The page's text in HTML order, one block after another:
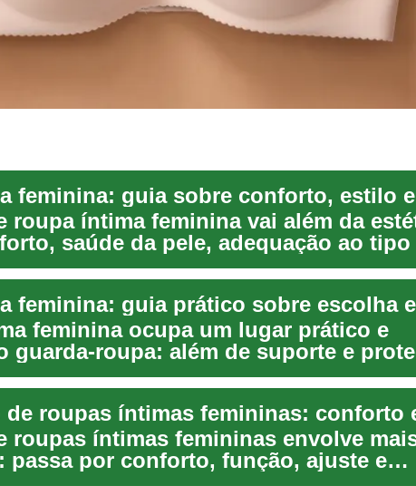
roupa íntima feminina vai além da
saúde da pele, adequação ao tipo
feminina ocupa um lugar prático e
guarda‑roupa: além de suporte e
roupas íntimas femininas envolve
passa por conforto, função, ajuste e